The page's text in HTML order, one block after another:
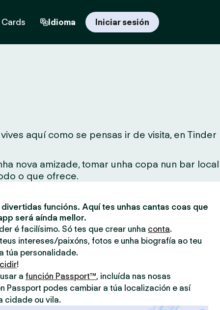
Idioma Iniciar sesión
aquí como se pensas ir de visita, en Tinder
nova amizade, tomar unha copa nun bar local
o que ofrece.
funcións. Aquí tes unhas cantas coas que
será aínda mellor.
é facilísimo. Só tes que crear unha conta.
intereses/paixóns, fotos e unha biografía ao teu
túa personalidade.
!
a función Passport™, incluída nas nosas
Passport podes cambiar a túa localización e así
cidade ou vila.